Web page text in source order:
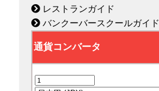
レストランガイド
バンクーバースクールガイド